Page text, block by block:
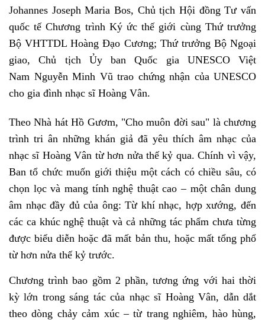
Johannes Joseph Maria Bos, Chủ tịch Hội đồng Tư vấn
quốc tế Chương trình Ký ức thế giới cùng Thứ trưởng
Bộ VHTTDL Hoàng Đạo Cương; Thứ trưởng Bộ Ngoại
giao, Chủ tịch Ủy ban Quốc gia UNESCO Việt
Nam Nguyễn Minh Vũ trao chứng nhận của UNESCO
cho gia đình nhạc sĩ Hoàng Vân.
Theo Nhà hát Hồ Gươm, "Cho muôn đời sau" là chương
trình tri ân những khán giả đã yêu thích âm nhạc của
nhạc sĩ Hoàng Vân từ hơn nửa thế kỷ qua. Chính vì vậy,
Ban tổ chức muốn giới thiệu một cách có chiều sâu, có
chọn lọc và mang tính nghệ thuật cao – một chân dung
âm nhạc đầy đủ của ông: Từ khí nhạc, hợp xướng, đến
các ca khúc nghệ thuật và cả những tác phẩm chưa từng
được biểu diễn hoặc đã mất bản thu, hoặc mất tổng phổ
từ hơn nửa thế kỷ trước.
Chương trình bao gồm 2 phần, tương ứng với hai thời
kỳ lớn trong sáng tác của nhạc sĩ Hoàng Vân, dẫn dắt
theo dòng chảy cảm xúc – từ trang nghiêm, hào hùng,